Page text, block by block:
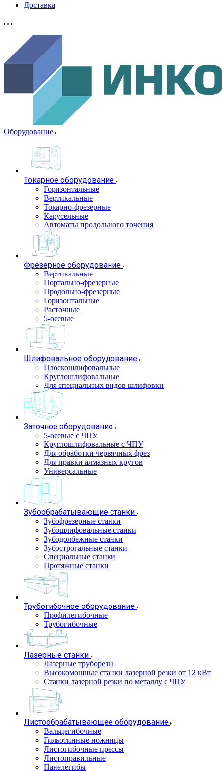
Доставка
Оборудование
Токарное оборудование
Горизонтальные
Вертикальные
Токарно-фрезерные
Карусельные
Автоматы продольного точения
Фрезерное оборудование
Вертикальные
Портально-фрезерные
Продольно-фрезерные
Горизонтальные
Расточные
5-осевые
Шлифовальное оборудование
Плоскошлифовальные
Круглошлифовальные
Для специальных видов шлифовки
Заточное оборудование
5-осевые с ЧПУ
Круглошлифовальные с ЧПУ
Для обработки червячных фрез
Для правки алмазных кругов
Универсальные
Зубообрабатывающие станки
Зубофрезерные станки
Зубошлифовальные станки
Зубодолбежные станки
Зубострогальные станки
Специальные станки
Протяжные станки
Трубогибочное оборудование
Профилегибочные
Трубогибочные
Лазерные станки
Лазерные труборезы
Высокомощные станки лазерной резки от 12 кВт
Станки лазерной резки по металлу с ЧПУ
Листообрабатывающее оборудование
Вальцегибочные
Гильотинные ножницы
Листогибочные прессы
Листоправильные
Панелегибы